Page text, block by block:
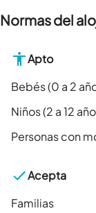
Normas del
Apto
Bebés (0 a 2
Niños (2 a 12
Personas con
Acepta
Familias